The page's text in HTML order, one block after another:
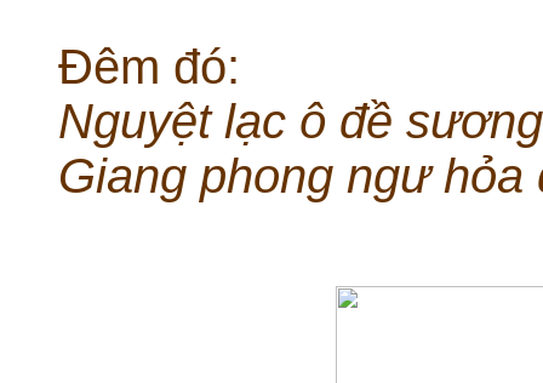
Đêm đó:
Nguyệt lạc ô đề
Giang phong ngư hỏa